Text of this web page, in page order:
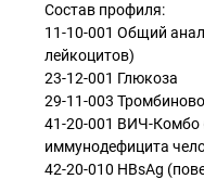
Состав профиля:
11-10-001 Общий
лейкоцитов)
23-12-001 Глюкоза
29-11-003
41-20-001 ВИЧ-Комбо
иммунодефицита
42-20-010 HBsAg